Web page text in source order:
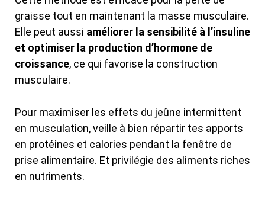
graisse tout en maintenant la masse musculaire.
Elle peut aussi améliorer la sensibilité à l’insuline
et optimiser la production d’hormone de
croissance, ce qui favorise la construction
musculaire.
Pour maximiser les effets du jeûne intermittent
en musculation, veille à bien répartir tes apports
en protéines et calories pendant la fenêtre de
prise alimentaire. Et privilégie des aliments riches
en nutriments.